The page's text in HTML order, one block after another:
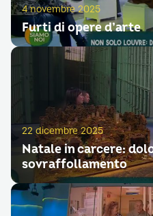
4 novembre 2025
Furti di opere d’arte
22 dicembre 2025
Natale in carcere:
sovraffollamento